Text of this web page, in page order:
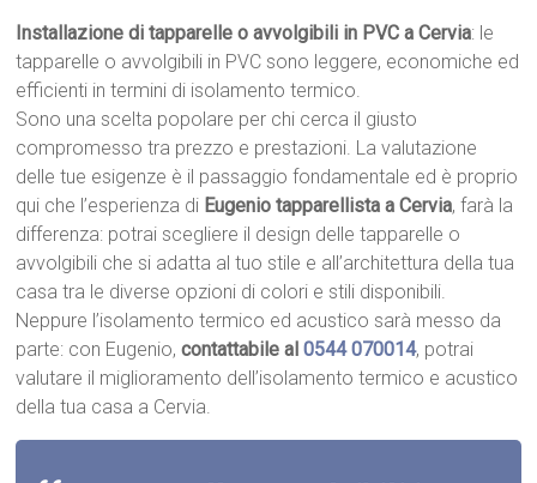
Installazione di tapparelle o avvolgibili in PVC a Cervia: le
tapparelle o avvolgibili in PVC sono leggere, economiche ed
efficienti in termini di isolamento termico.
Sono una scelta popolare per chi cerca il giusto
compromesso tra prezzo e prestazioni. La valutazione
delle tue esigenze è il passaggio fondamentale ed è proprio
qui che l’esperienza di Eugenio tapparellista a Cervia, farà la
differenza: potrai scegliere il design delle tapparelle o
avvolgibili che si adatta al tuo stile e all’architettura della tua
casa tra le diverse opzioni di colori e stili disponibili.
Neppure l’isolamento termico ed acustico sarà messo da
parte: con Eugenio,contattabile al0544 070014, potrai
valutare il miglioramento dell’isolamento termico e acustico
della tua casa a Cervia.